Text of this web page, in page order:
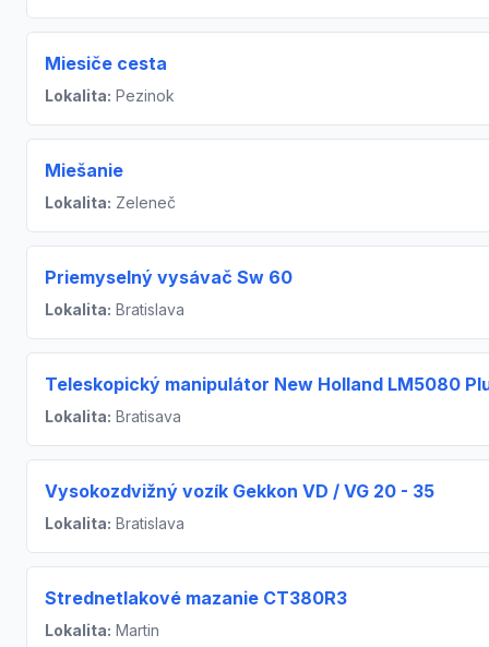
Miesiče cesta
Lokalita: Pezinok
Miešanie
Lokalita: Zeleneč
Priemyselný vysávač Sw 60
Lokalita: Bratislava
Teleskopický manipulátor New Holland LM5080
Lokalita: Bratisava
Vysokozdvižný vozík Gekkon VD / VG 20 - 35
Lokalita: Bratislava
Strednetlakové mazanie CT380R3
Lokalita: Martin